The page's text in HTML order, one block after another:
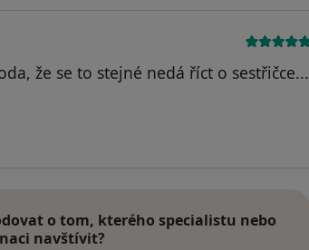
že se to stejné nedá říct o sestřičce...
o tom, kterého specialistu nebo
navštívit?